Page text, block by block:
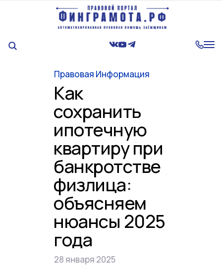
Правовая Информация
Как
сохранить
ипотечную
квартиру при
банкротстве
физлица:
объясняем
нюансы 2025
года
28 января 2025